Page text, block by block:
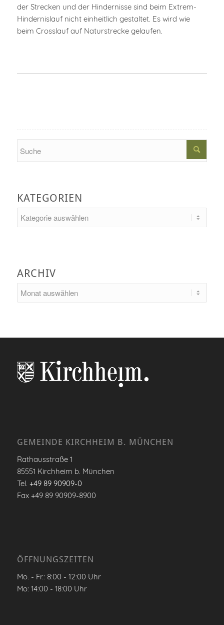
der Strecken und der Hindernisse sind beim Extrem-
Hindernislauf nicht einheitlich gestaltet. Es wird wie
beim Crosslauf auf Naturstrecke gelaufen.
KATEGORIEN
ARCHIV
GEMEINDE KIRCHHEIM B. MÜNCHEN
Rathausstraße 1
85551 Kirchheim b. München
Tel. +49 89 90909-0
Fax +49 89 90909-8900
ÖFFNUNGSZEITEN
Mo. - Fr.: 8:00 - 12:00 Uhr
Mo: 14:00 - 18:00 Uhr